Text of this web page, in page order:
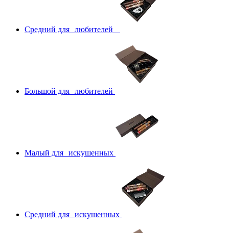
Средний для любителей
Большой для любителей
Малый для искушенных
Средний для искушенных